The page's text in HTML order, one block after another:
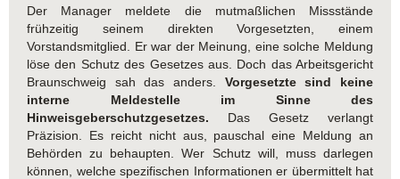
Der Manager meldete die mutmaßlichen Missstände
frühzeitig seinem direkten Vorgesetzten, einem
Vorstandsmitglied. Er war der Meinung, eine solche Meldung
löse den Schutz des Gesetzes aus. Doch das Arbeitsgericht
Braunschweig sah das anders. Vorgesetzte sind keine
interne Meldestelle im Sinne des
Hinweisgeberschutzgesetzes. Das Gesetz verlangt
Präzision. Es reicht nicht aus, pauschal eine Meldung an
Behörden zu behaupten. Wer Schutz will, muss darlegen
können, welche spezifischen Informationen er übermittelt hat